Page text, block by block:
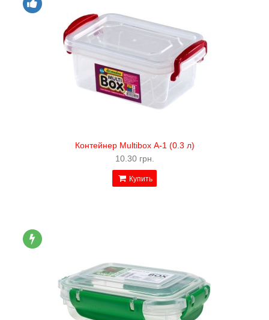
Контейнер Multibox А-1 (0.3 л)
10.30 грн.
Купить